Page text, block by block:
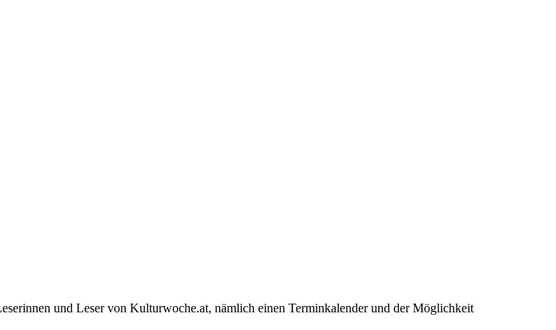
und Leser von Kulturwoche.at, nämlich einen Terminkalender und der Möglichkeit